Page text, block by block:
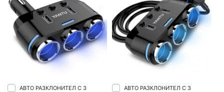
АВТО РАЗКЛОНИТЕЛ С 3
АВТО РАЗКЛОНИТЕЛ С 3